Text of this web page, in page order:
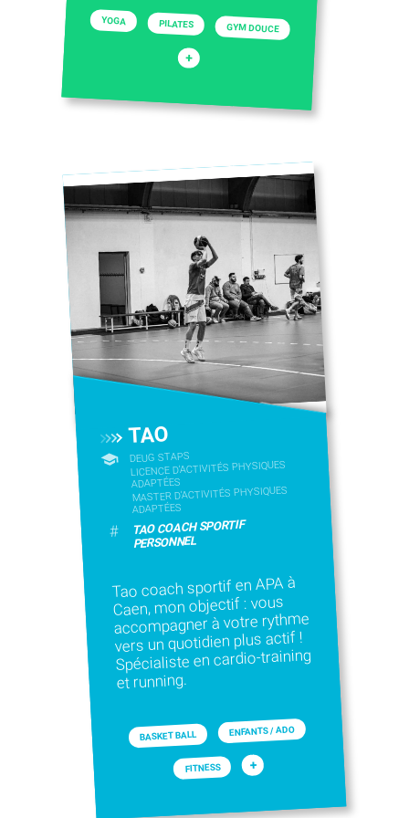
YOGA PILATES GYM DOUCE
+
TAO
DEUG STAPS
LICENCE D’ACTIVITÉS PHYSIQUES
ADAPTÉES
MASTER D'ACTIVITÉS PHYSIQUES
ADAPTÉES
# TAO COACH SPORTIF
PERSONNEL
Tao coach sportif en APA à
Caen, mon objectif : vous
accompagner à votre rythme
vers un quotidien plus actif !
Spécialiste en cardio-training
et running.
BASKET BALL ENFANTS / ADO
FITNESS +